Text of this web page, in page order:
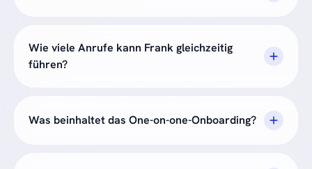
Wie viele Anrufe kann Frank gleichzeitig
führen?
Was beinhaltet das One-on-one-Onboarding?